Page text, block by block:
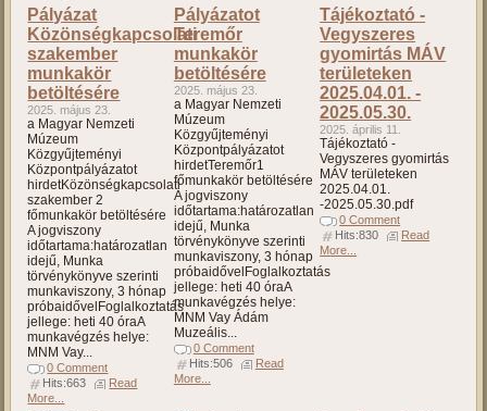
Pályázat
Közönségkapcsolati
szakember
munkakör
betöltésére
2025. május 23.
a Magyar Nemzeti
Múzeum
Közgyűjteményi
Központpályázatot
hirdetKözönségkapcsolati
szakember 2
főmunkakör betöltésére
A jogviszony
időtartama:határozatlan
idejű, Munka
törvénykönyve szerinti
munkaviszony, 3 hónap
próbaidővelFoglalkoztatás
jellege: heti 40 óraA
munkavégzés helye:
MNM Vay...
0 Comment
Hits:663
Read
More...
Pályázatot
Teremőr
munkakör
betöltésére
2025. május 23.
a Magyar Nemzeti
Múzeum
Közgyűjteményi
Központpályázatot
hirdetTeremőr1
főmunkakör betöltésére
A jogviszony
időtartama:határozatlan
idejű, Munka
törvénykönyve szerinti
munkaviszony, 3 hónap
próbaidővelFoglalkoztatás
jellege: heti 40 óraA
munkavégzés helye:
MNM Vay Ádám
Muzeális...
0 Comment
Hits:506
Read
More...
Tájékoztató -
Vegyszeres
gyomirtás MÁV
területeken
2025.04.01. -
2025.05.30.
2025. április 11.
Tájékoztató -
Vegyszeres gyomirtás
MÁV területeken
2025.04.01.
-2025.05.30.pdf
0 Comment
Hits:830
Read
More...